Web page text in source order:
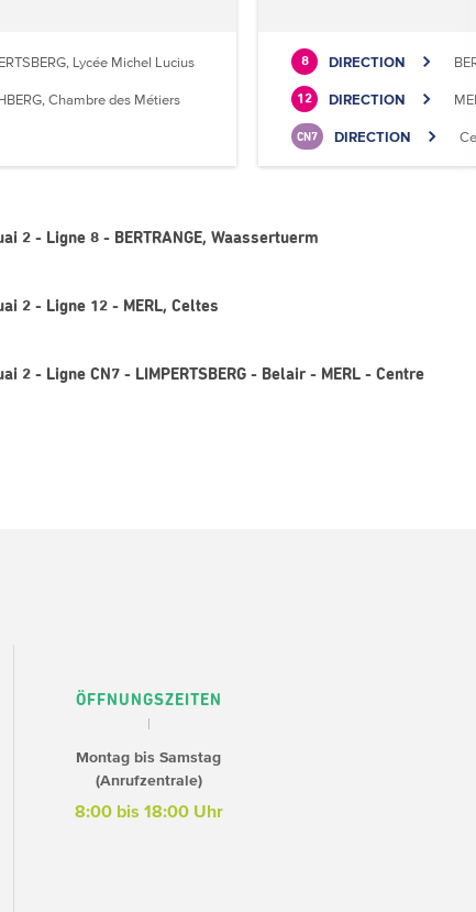
Lycée Michel Lucius
Chambre des Métiers
8 DIRECTION
12 DIRECTION
CN7 DIRECTION
2 - Ligne 8 - BERTRANGE, Waassertuerm
2 - Ligne 12 - MERL, Celtes
2 - Ligne CN7 - LIMPERTSBERG - Belair - MERL - Centre
ÖFFNUNGSZEITEN
Montag bis Samstag
(Anrufzentrale)
8:00 bis 18:00 Uhr